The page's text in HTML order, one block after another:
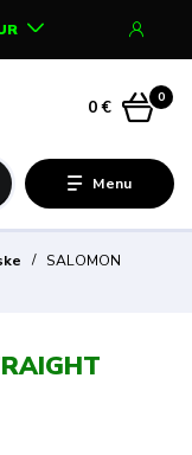
Menu
0
0 €
SALOMON